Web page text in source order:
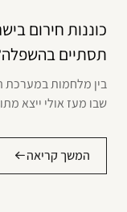
כוננות חירום
תסתיים
בין מלחמות במערכת
שבו מעז אולי ייצא
המשך קריאה